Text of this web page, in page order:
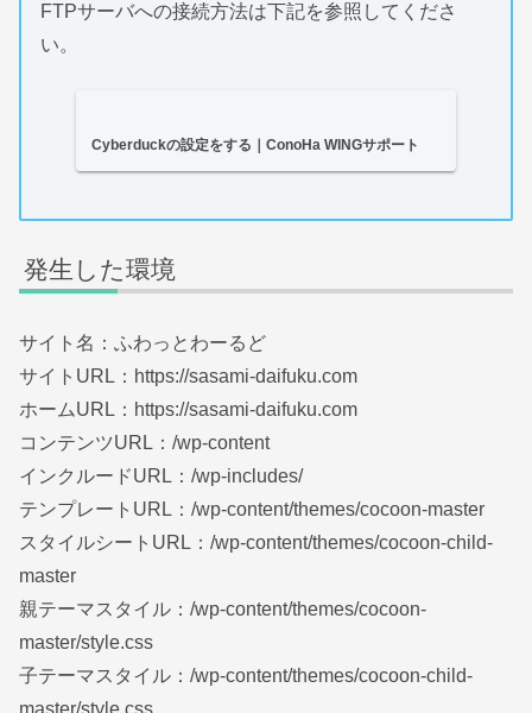
FTPサーバへの接続方法は下記を参照してくださ
い。
Cyberduckの設定をする｜ConoHa WINGサポート
発生した環境
サイト名：ふわっとわーるど
サイトURL：https://sasami-daifuku.com
ホームURL：https://sasami-daifuku.com
コンテンツURL：/wp-content
インクルードURL：/wp-includes/
テンプレートURL：/wp-content/themes/cocoon-master
スタイルシートURL：/wp-content/themes/cocoon-child-
master
親テーマスタイル：/wp-content/themes/cocoon-
master/style.css
子テーマスタイル：/wp-content/themes/cocoon-child-